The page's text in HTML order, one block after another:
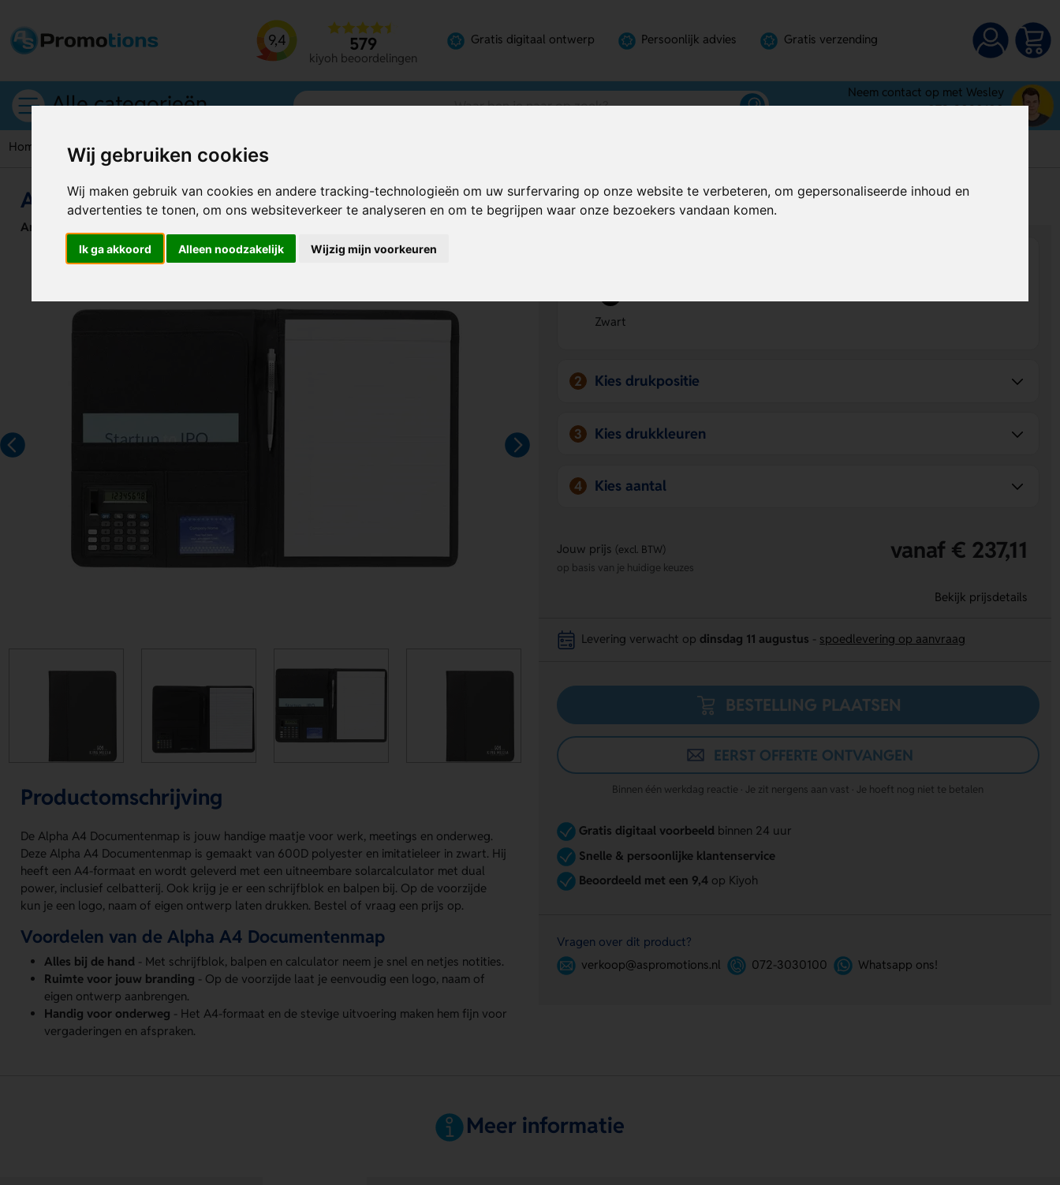
Wij gebruiken cookies
Wij maken gebruik van cookies en andere tracking-technologieën om uw surfervaring op onze website te verbeteren, om gepersonaliseerde inhoud en
advertenties te tonen, om ons websiteverkeer te analyseren en om te begrijpen waar onze bezoekers vandaan komen.
Ik ga akkoord Alleen noodzakelijk Wijzig mijn voorkeuren
9,4 579
kiyoh beoordelingen
Gratis digitaal ontwerp Persoonlijk advies Gratis verzending
Alle categorieën
Neem contact op met Wesley
072-3030100
Home Schrijfmappen Alpha A4 documentenmap voor schrijfmappen
Alpha A4 documentenmap voor schrijfmappen
Artikelnummer:
Productomschrijving
De Alpha A4 Documentenmap is jouw handige maatje voor werk, meetings en onderweg.
Deze Alpha A4 Documentenmap is gemaakt van 600D polyester en imitatieleer in zwart. Hij
heeft een A4-formaat en wordt geleverd met een uitneembare solarcalculator met dual
power, inclusief celbatterij. Ook krijg je er een schrijfblok en balpen bij. Op de voorzijde
kun je een logo, naam of eigen ontwerp laten drukken. Bestel of vraag een prijs op.
Voordelen van de Alpha A4 Documentenmap
Alles bij de hand - Met schrijfblok, balpen en calculator neem je snel en netjes notities.
Ruimte voor jouw branding - Op de voorzijde laat je eenvoudig een logo, naam of
eigen ontwerp aanbrengen.
Handig voor onderweg - Het A4-formaat en de stevige uitvoering maken hem fijn voor
vergaderingen en afspraken.
Bereken mijn prijs Al vanaf€ 8,24 per stuk (excl. BTW)
Zwart
2 Kies drukpositie
3 Kies drukkleuren
4 Kies aantal
Jouw prijs (excl. BTW) vanaf € 237,11
op basis van je huidige keuzes
Bekijk prijsdetails
Levering verwacht op dinsdag 11 augustus spoedlevering op aanvraag
BESTELLING PLAATSEN
EERST OFFERTE ONTVANGEN
Binnen één werkdag reactie · Je zit nergens aan vast · Je hoeft nog niet te betalen
Gratis digitaal voorbeeldbinnen 24 uur
Snelle & persoonlijke klantenservice
Beoordeeld met een 9,4op Kiyoh
Vragen over dit product?
verkoop@aspromotions.nl
072-3030100 Whatsapp ons!
Meer informatie